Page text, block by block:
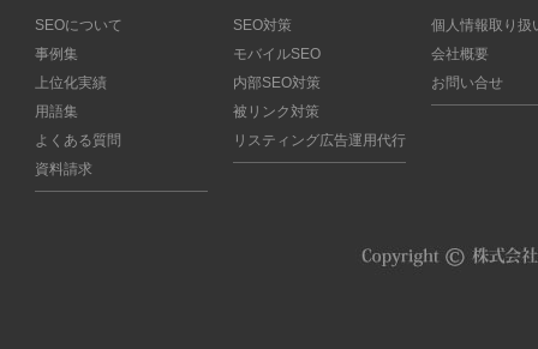
SEOについて
事例集
上位化実績
用語集
よくある質問
資料請求
SEO対策
モバイルSEO
内部SEO対策
被リンク対策
リスティング広告運用代行
個人情報取り扱
会社概要
お問い合せ